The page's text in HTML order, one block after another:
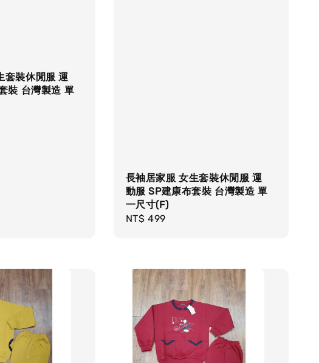
套裝休閒服 運
裝 台灣製造 單
長袖居家服 女生套裝休閒服 運
動服 SP建康布套裝 台灣製造 單
一尺寸(F)
Regular
NT$ 499